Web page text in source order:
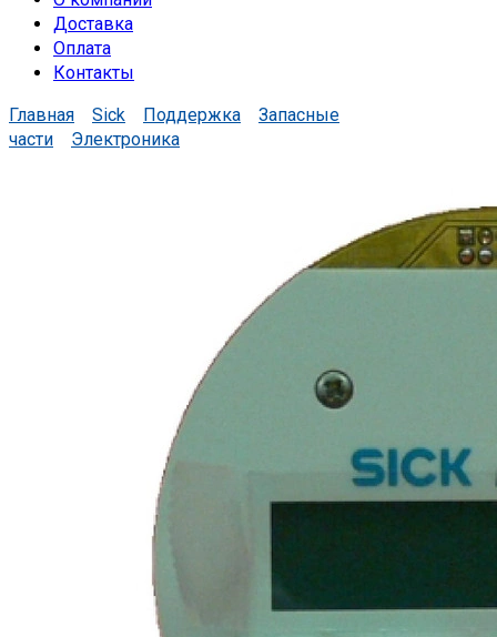
Доставка
Оплата
Контакты
Главная
Sick Поддержка
Запасные
части
Электроника